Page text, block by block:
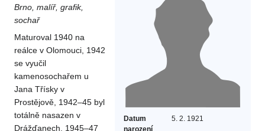
Datum
narození
5. 2. 1921
Brno, malíř, grafik,
sochař
Maturoval 1940 na
reálce v Olomouci, 1942
se vyučil
kamenosochařem u
Jana Třísky v
Prostějově, 1942–45 byl
totálně nasazen v
Drážďanech. 1945–47